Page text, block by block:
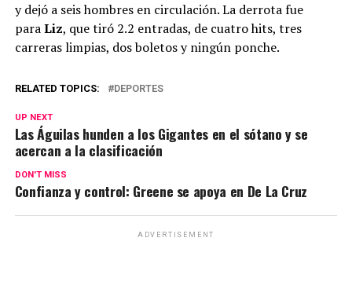
y dejó a seis hombres en circulación. La derrota fue
paraLiz, que tiró 2.2 entradas, de cuatro hits, tres
carreras limpias, dos boletos y ningún ponche.
RELATED TOPICS: DEPORTES
UP NEXT
Las Águilas hunden a los Gigantes en el sótano y se
acercan a la clasificación
DON'T MISS
Confianza y control: Greene se apoya en De La Cruz
ADVERTISEMENT